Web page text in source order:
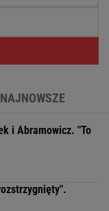
NAJNOWSZE
i Abramowicz. "To